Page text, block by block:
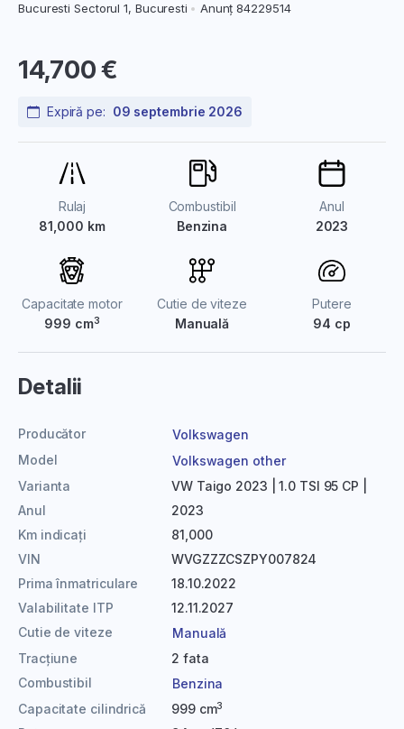
Bucuresti Sectorul 1, Bucuresti Anunț 84229514
14,700 €
Expiră pe: 09 septembrie 2026
Rulaj
81,000 km
Combustibil
Benzina
Anul
2023
Capacitate motor
999 cm3
Cutie de viteze
Manuală
Putere
94 cp
Detalii
Producător
Volkswagen
Model
Volkswagen other
Varianta
VW Taigo 2023 | 1.0 TSI 95 CP |
Anul
2023
Km indicați
81,000
VIN
WVGZZZCSZPY007824
Prima înmatriculare
18.10.2022
Valabilitate ITP
12.11.2027
Cutie de viteze
Manuală
Tracțiune
2 fata
Combustibil
Benzina
Capacitate cilindrică
999 cm3